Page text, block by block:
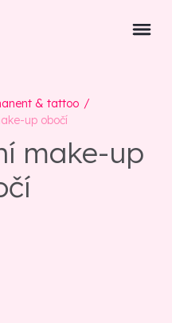
& tattoo /
up obočí
make-up